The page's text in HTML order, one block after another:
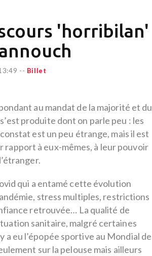
'horribilan'
-- Billet
au mandat de la majorité et du
produite dont on parle peu : les
est un peu étrange, mais il est
rapport à eux-mêmes, à leur pouvoir
qui a entamé cette évolution
stress multiples, restrictions
retrouvée… La qualité de
sanitaire, malgré certaines
a eu l’épopée sportive au Mondial de
sur la pelouse mais ailleurs